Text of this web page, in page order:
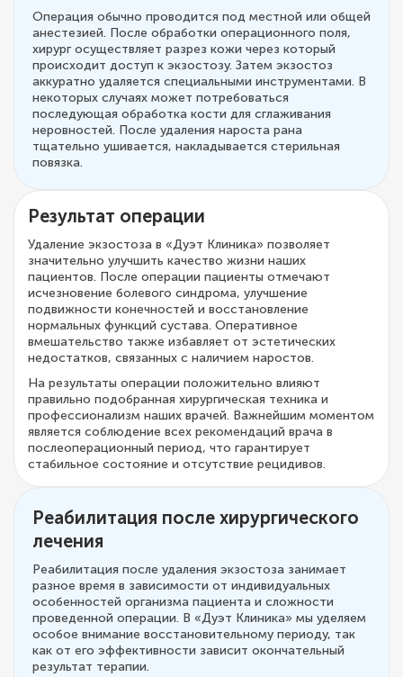
Операция обычно проводится под местной или общей
анестезией. После обработки операционного поля,
хирург осуществляет разрез кожи через который
происходит доступ к экзостозу. Затем экзостоз
аккуратно удаляется специальными инструментами. В
некоторых случаях может потребоваться
последующая обработка кости для сглаживания
неровностей. После удаления нароста рана
тщательно ушивается, накладывается стерильная
повязка.
Результат операции
Удаление экзостоза в «Дуэт Клиника» позволяет
значительно улучшить качество жизни наших
пациентов. После операции пациенты отмечают
исчезновение болевого синдрома, улучшение
подвижности конечностей и восстановление
нормальных функций сустава. Оперативное
вмешательство также избавляет от эстетических
недостатков, связанных с наличием наростов.
На результаты операции положительно влияют
правильно подобранная хирургическая техника и
профессионализм наших врачей. Важнейшим моментом
является соблюдение всех рекомендаций врача в
послеоперационный период, что гарантирует
стабильное состояние и отсутствие рецидивов.
Реабилитация после хирургического
лечения
Реабилитация после удаления экзостоза занимает
разное время в зависимости от индивидуальных
особенностей организма пациента и сложности
проведенной операции. В «Дуэт Клиника» мы уделяем
особое внимание восстановительному периоду, так
как от его эффективности зависит окончательный
результат терапии.